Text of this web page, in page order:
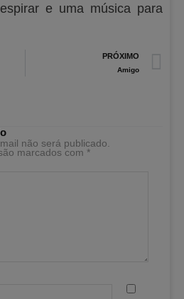
e uma música para
PRÓXIMO
Amigo
não será publicado.
marcados com *